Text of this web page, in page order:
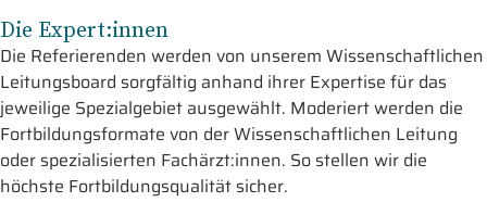
Die Expert:innen
Die Referierenden werden von unserem Wissenschaftlichen
Leitungsboard sorgfältig anhand ihrer Expertise für das
jeweilige Spezialgebiet ausgewählt. Moderiert werden die
Fortbildungsformate von der Wissenschaftlichen Leitung
oder spezialisierten Fachärzt:innen. So stellen wir die
höchste Fortbildungsqualität sicher.